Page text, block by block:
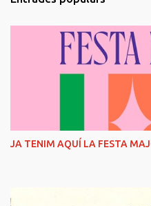
JA TENIM AQUÍ LA FESTA